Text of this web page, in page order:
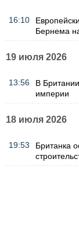
16:10
Бернема
19 июля 2026
13:56
В
империи
18 июля 2026
19:53
Британка